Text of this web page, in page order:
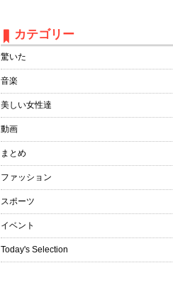
カテゴリー
驚いた
音楽
美しい女性達
動画
まとめ
ファッション
スポーツ
イベント
Today's Selection